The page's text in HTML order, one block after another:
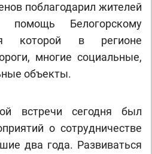
поблагодарил жителей
помощь Белогорскому
которой в регионе
многие социальные,
объекты.
встречи сегодня был
о сотрудничестве
два года. Развиваться